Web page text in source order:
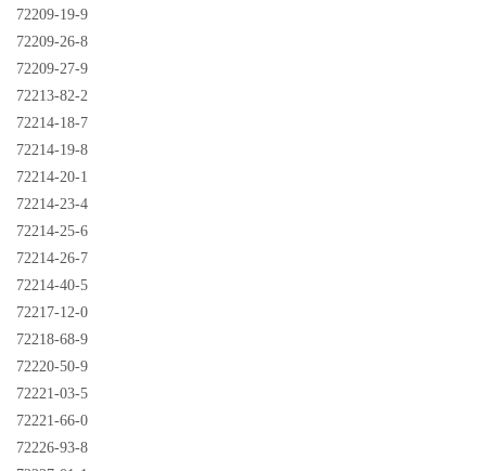
72209-19-9
72209-26-8
72209-27-9
72213-82-2
72214-18-7
72214-19-8
72214-20-1
72214-23-4
72214-25-6
72214-26-7
72214-40-5
72217-12-0
72218-68-9
72220-50-9
72221-03-5
72221-66-0
72226-93-8